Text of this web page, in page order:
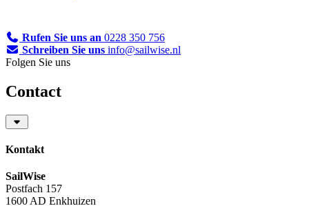
Rufen Sie uns an 0228 350 756
Schreiben Sie uns info@sailwise.nl
Folgen Sie uns
Contact
Kontakt
SailWise
Postfach 157
1600 AD Enkhuizen